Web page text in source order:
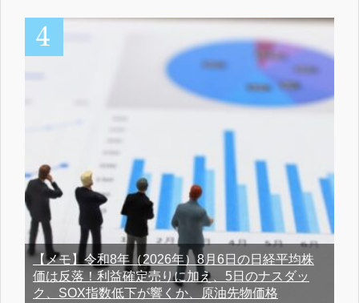
【メモ】令和8年（2026年）8月6日の日経平均株
価は反落！利益確定売りに加え、5日のナスダッ
ク、SOX指数低下が響くか、原油先物価格